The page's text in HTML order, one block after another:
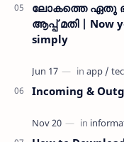
ലോകത്തെ ഏതു
ആപ്പ് മതി | Now
simply
Incoming &